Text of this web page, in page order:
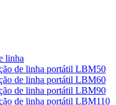
linha
de linha portátil LBM50
de linha portátil LBM60
de linha portátil LBM90
de linha portátil LBM110